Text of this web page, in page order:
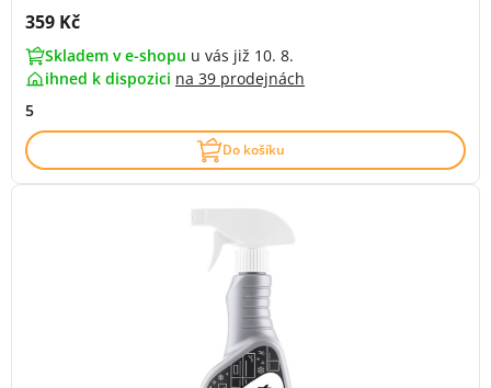
Cena s DPH:
359 Kč
Skladem v e-shopu u vás již 10. 8.
ihned k dispozici na 39 prodejnách
5
Do košíku